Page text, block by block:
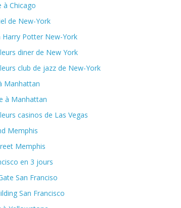
à Chicago
de New-York
Harry Potter New-York
diner de New York
club de jazz de New-York
Manhattan
à Manhattan
casinos de Las Vegas
Memphis
Memphis
en 3 jours
San Franciso
San Francisco